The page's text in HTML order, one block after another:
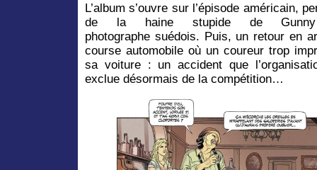
L’album s’ouvre sur l’épisode américain,
de la haine stupide de
photographe suédois. Puis, un retour en
course automobile où un coureur trop
sa voiture : un accident que
exclue désormais de la compétition…